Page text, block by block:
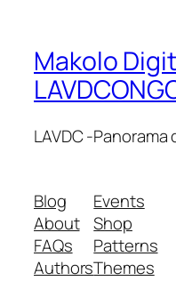
Makolo
LAVDC -Panorama
Blog
About
FAQs
Authors
Events
Shop
Patterns
Themes